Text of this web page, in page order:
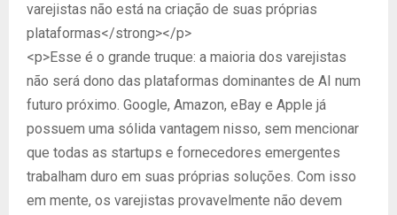
varejistas não está na criação de suas próprias
plataformas</strong></p>
<p>Esse é o grande truque: a maioria dos varejistas
não será dono das plataformas dominantes de AI num
futuro próximo. Google, Amazon, eBay e Apple já
possuem uma sólida vantagem nisso, sem mencionar
que todas as startups e fornecedores emergentes
trabalham duro em suas próprias soluções. Com isso
em mente, os varejistas provavelmente não devem